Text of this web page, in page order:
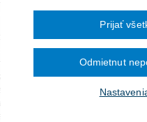
žiadostí o dotácie
dunajského
z fondov Európskej
funkcie predsedu ÚVO som
aby sa ten dnešný zložitý
a že sme spoločne s MIRRI
zjednodušením tohto systému
však považujem za dôležité
pri preukazovaní ich úkonov.
a jasnejšie identifikovanie
Odmietnut
Prijať